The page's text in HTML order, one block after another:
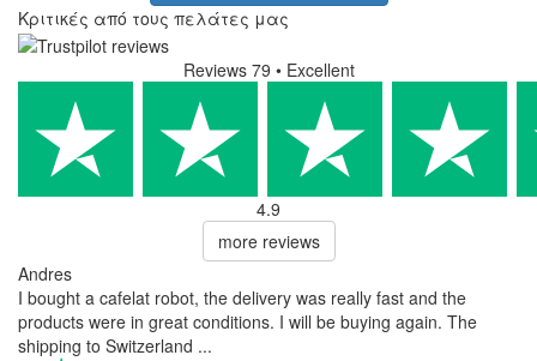
Κριτικές από τους πελάτες μας
Reviews 79 • Excellent
4.9
more reviews
Andres
I bought a cafelat robot, the delivery was really fast and the
products were in great conditions. I will be buying again. The
shipping to Switzerland ...